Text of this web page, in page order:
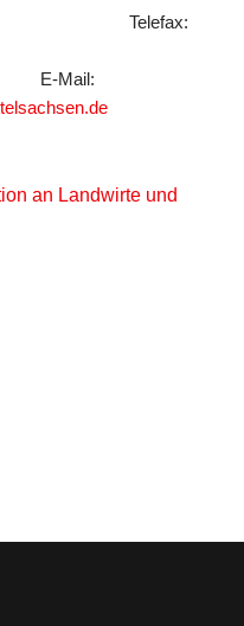
Mail:
an Landwirte und